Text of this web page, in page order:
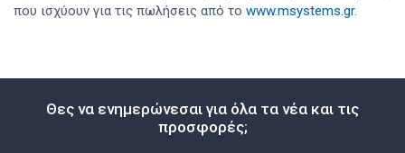
που ισχύουν για τις πωλήσεις από το www.msystems.gr.
Θες να ενημερώνεσαι για όλα τα νέα και τις
προσφορές;